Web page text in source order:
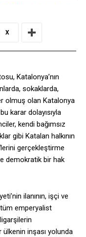
X
Katalonya’nın
sokaklarda,
olmuş olan Katalonya
karar dolayısıyla
kendi bağımsız
gibi Katalan halkının
gerçekleştirme
demokratik bir hak
ilanının, işçi ve
emperyalist
ülkenin inşası yolunda